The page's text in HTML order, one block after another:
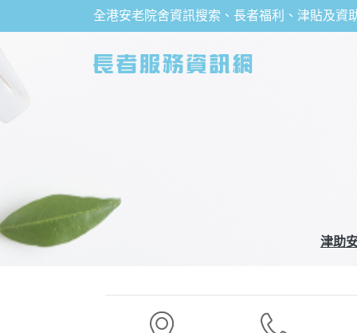
全港安老院舍資訊搜索、長者福利、津貼及資
津助